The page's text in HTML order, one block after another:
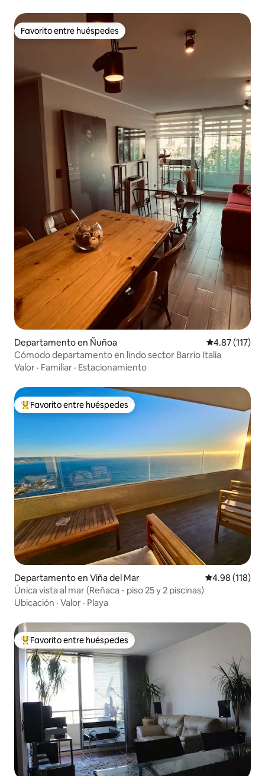
Favorito entre huéspedes
Favorito entre huéspedes
Departamento en Ñuñoa Calificación
4.87 (117)
Cómodo departamento en lindo sector Barrio Italia
Valor · Familiar · Estacionamiento
De los mejores en Favorito entre huéspedes
Favorito entre huéspedes
Departamento en Viña del Mar Calificación
4.98 (118)
Única vista al mar (Reñaca - piso 25 y 2 piscinas)
Ubicación · Valor · Playa
De los mejores en Favorito entre huéspedes
Favorito entre huéspedes